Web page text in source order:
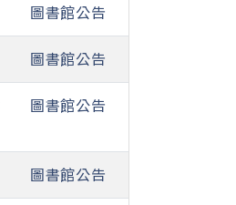
圖書館公告
圖書館公告
圖書館公告
圖書館公告